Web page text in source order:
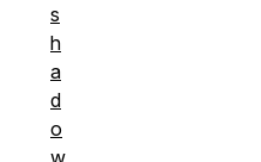
s
h
a
d
o
w